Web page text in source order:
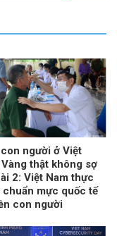
người ở Việt
thật không sợ
2: Việt Nam thực
mực quốc tế
con người